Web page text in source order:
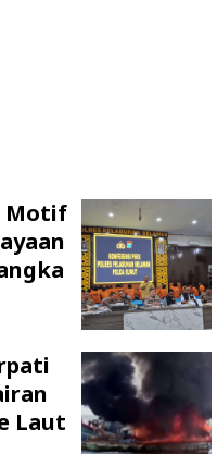
Motif
Laut